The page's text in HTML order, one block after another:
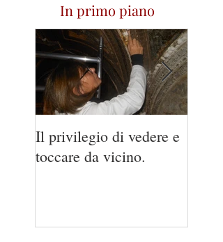
In primo piano
Il privilegio di vedere e
toccare da vicino.